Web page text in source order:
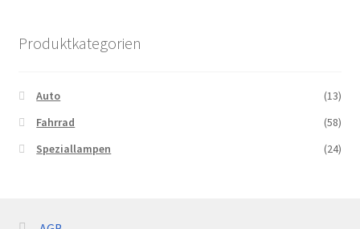
Produktkategorien
Auto
(13)
Fahrrad
(58)
Speziallampen
(24)